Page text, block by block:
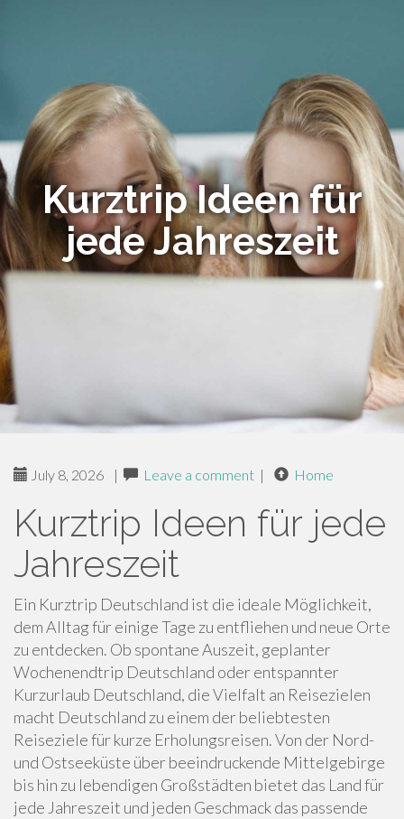
Kurztrip Ideen für
jede Jahreszeit
July 8, 2026 | Leave a comment | Home
Kurztrip Ideen für jede
Jahreszeit
Ein Kurztrip Deutschland ist die ideale Möglichkeit,
dem Alltag für einige Tage zu entfliehen und neue Orte
zu entdecken. Ob spontane Auszeit, geplanter
Wochenendtrip Deutschland oder entspannter
Kurzurlaub Deutschland, die Vielfalt an Reisezielen
macht Deutschland zu einem der beliebtesten
Reiseziele für kurze Erholungsreisen. Von der Nord-
und Ostseeküste über beeindruckende Mittelgebirge
bis hin zu lebendigen Großstädten bietet das Land für
jede Jahreszeit und jeden Geschmack das passende